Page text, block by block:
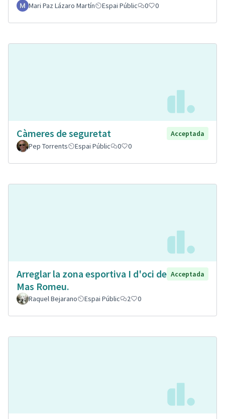
Mari Paz Lázaro Martín
Espai Públic 0 0
Càmeres de seguretat
Acceptada
Pep Torrents
Espai Públic 0 0
Arreglar la zona esportiva I d'oci de
Mas Romeu.
Acceptada
Raquel Bejarano Espai Públic 2 0